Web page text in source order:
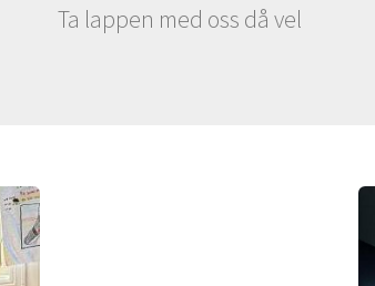
Ta lappen med oss då vel